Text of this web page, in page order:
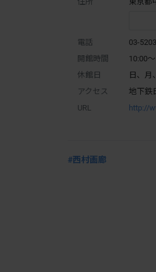
電話
03-
開館時間
10:00
休館日
日、月
アクセス
地下鉄
URL
http://
#西村画廊